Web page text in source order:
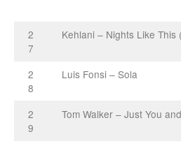
2
7
Kehlani – Nights Like This
2
8
Luis Fonsi – Sola
2
9
Tom Walker – Just You